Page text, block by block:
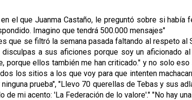
el que Juanma Castaño, le preguntó sobre si
Imagino que tendrá 500.000 mensajes"
que se filtró la semana pasada faltando al respeto
a sus aficiones porque soy un aficionado
porque ellos también me han criticado." y no solo
los sitios a los que voy para que intenten
prueba", "Llevo 70 querellas de Tebas y sus
de mi acento: 'La Federación de lo valore'." "No hay